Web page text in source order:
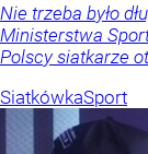
Nie trzeba było
Ministerstwa
Polscy siatkarze
SiatkówkaSport